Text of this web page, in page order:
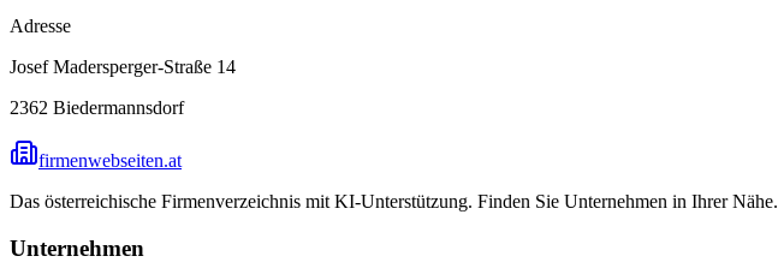
Adresse
Josef Madersperger-Straße 14
2362 Biedermannsdorf
firmenwebseiten.at
Das österreichische Firmenverzeichnis mit KI-Unterstützung. Finden Sie Unternehmen in Ihrer Nähe.
Unternehmen